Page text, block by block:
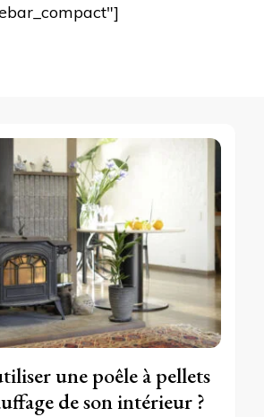
une poêle à pellets
de son intérieur ?